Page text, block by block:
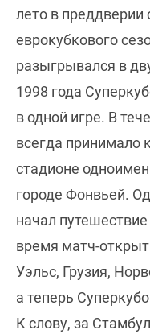
лето в преддверии
еврокубкового
разыгрывался в
1998 года
в одной игре. В
всегда принимало
стадионе
городе Фонвьей.
начал
время матч-
Уэльс, Грузия,
а теперь
К слову, за